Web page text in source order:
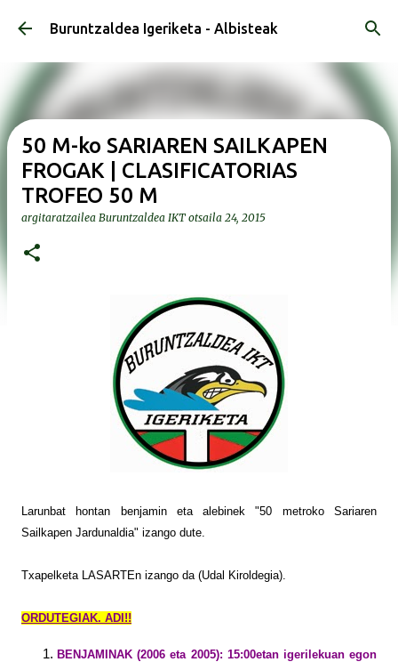
Saltatu eta joan eduki nagusira
Buruntzaldea Igeriketa - Albisteak
50 M-ko SARIAREN SAILKAPEN
FROGAK | CLASIFICATORIAS
TROFEO 50 M
argitaratzailea Buruntzaldea IKT otsaila 24, 2015
Larunbat hontan benjamin eta alebinek "50 metroko Sariaren
Sailkapen Jardunaldia" izango dute.
Txapelketa LASARTEn izango da (Udal Kiroldegia).
ORDUTEGIAK. ADI!!
BENJAMINAK (2006 eta 2005): 15:00etan igerilekuan egon